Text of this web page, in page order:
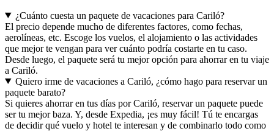
¿Cuánto cuesta un paquete de vacaciones para Cariló?
El precio depende mucho de diferentes factores, como fechas,
aerolíneas, etc. Escoge los vuelos, el alojamiento o las actividades
que mejor te vengan para ver cuánto podría costarte en tu caso.
Desde luego, el paquete será tu mejor opción para ahorrar en tu viaje
a Cariló.
Quiero irme de vacaciones a Cariló, ¿cómo hago para reservar un
paquete barato?
Si quieres ahorrar en tus días por Cariló, reservar un paquete puede
ser tu mejor baza. Y, desde Expedia, ¡es muy fácil! Tú te encargas
de decidir qué vuelo y hotel te interesan y de combinarlo todo como